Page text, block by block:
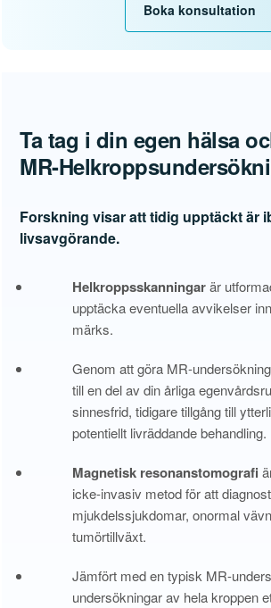
Boka konsultation
Ta tag i din egen hälsa
MR-
Forskning visar att tidig upptäckt är
livsavgörande.
Helkroppsskanningarär
upptäcka eventuella avvikelser
märks.
Genom att göra MR-
till en del av din årliga
sinnesfrid, tidigare tillgång till
potentiellt livräddande behandling.
Magnetisk resonanstomografi
icke-invasiv metod för att
mjukdelssjukdomar, onormal
tumörtillväxt.
Jämfört med en typisk MR-
undersökningar av hela kroppen